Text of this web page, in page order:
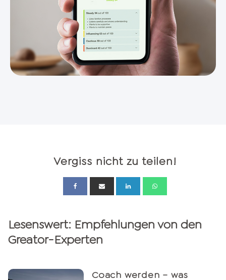
Vergiss nicht zu teilen!
Lesenswert: Empfehlungen von den
Greator-Experten
Coach werden – was